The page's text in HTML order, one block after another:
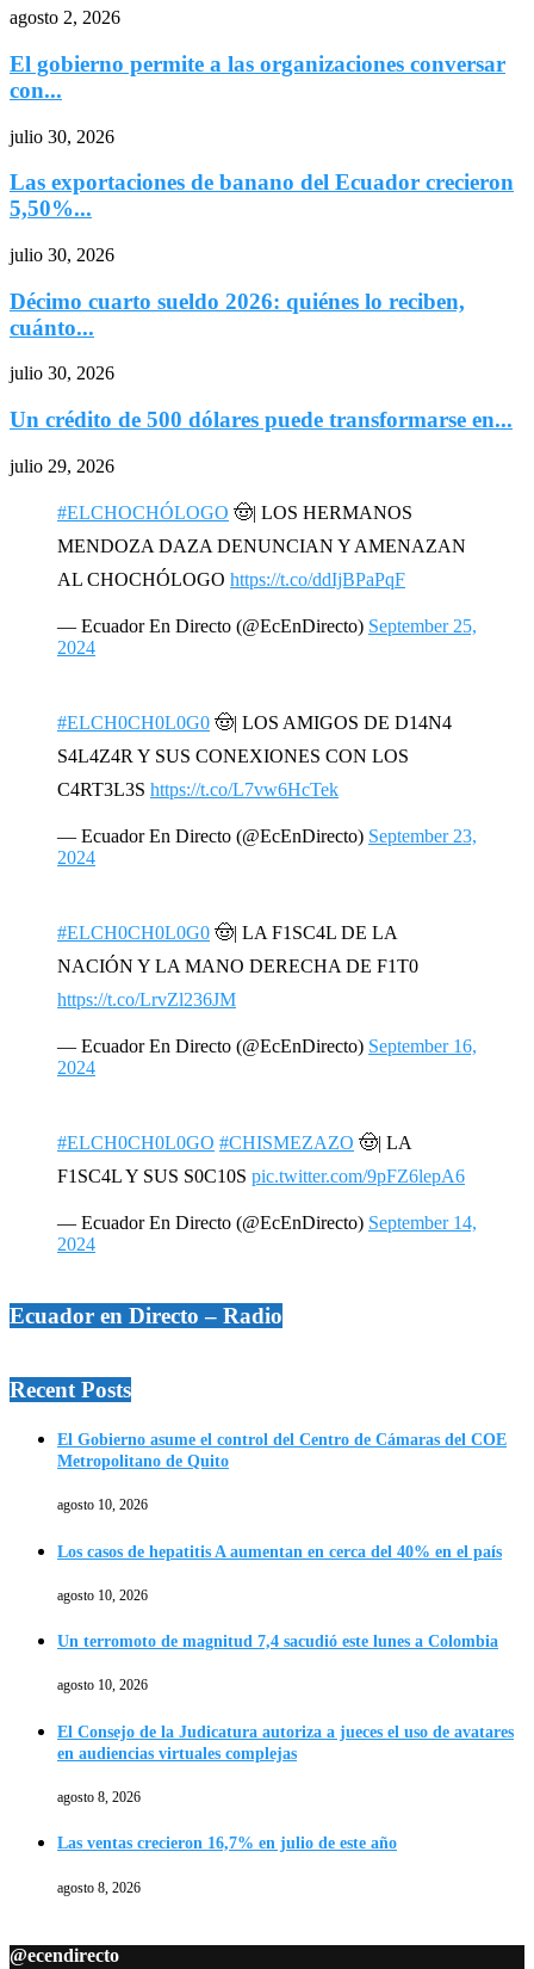
agosto 2, 2026
El gobierno permite a las organizaciones conversar
con...
julio 30, 2026
Las exportaciones de banano del Ecuador crecieron
5,50%...
julio 30, 2026
Décimo cuarto sueldo 2026: quiénes lo reciben,
cuánto...
julio 30, 2026
Un crédito de 500 dólares puede transformarse en...
julio 29, 2026
#ELCHOCHÓLOGO 🤠| LOS HERMANOS
MENDOZA DAZA DENUNCIAN Y AMENAZAN
AL CHOCHÓLOGO https://t.co/ddIjBPaPqF
— Ecuador En Directo (@EcEnDirecto) September 25,
2024
#ELCH0CH0L0G0 🤠| LOS AMIGOS DE D14N4
S4L4Z4R Y SUS CONEXIONES CON LOS
C4RT3L3S https://t.co/L7vw6HcTek
— Ecuador En Directo (@EcEnDirecto) September 23,
2024
#ELCH0CH0L0G0 🤠| LA F1SC4L DE LA
NACIÓN Y LA MANO DERECHA DE F1T0
https://t.co/LrvZl236JM
— Ecuador En Directo (@EcEnDirecto) September 16,
2024
#ELCH0CH0L0GO #CHISMEZAZO 🤠| LA
F1SC4L Y SUS S0C10S pic.twitter.com/9pFZ6lepA6
— Ecuador En Directo (@EcEnDirecto) September 14,
2024
Ecuador en Directo – Radio
Recent Posts
El Gobierno asume el control del Centro de Cámaras del COE
Metropolitano de Quito
agosto 10, 2026
Los casos de hepatitis A aumentan en cerca del 40% en el país
agosto 10, 2026
Un terromoto de magnitud 7,4 sacudió este lunes a Colombia
agosto 10, 2026
El Consejo de la Judicatura autoriza a jueces el uso de avatares
en audiencias virtuales complejas
agosto 8, 2026
Las ventas crecieron 16,7% en julio de este año
agosto 8, 2026
@ecendirecto